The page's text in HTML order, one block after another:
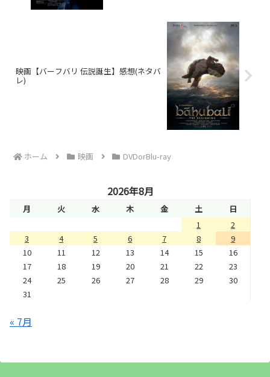
映画【バーフバリ 伝説誕生】感想(ネタバ
レ)
ホーム 映画 DVDorBlu-ray
2026年8月
月 火 水 木 金 土
日
1
2
3
4 5 6 7 8
9
10
11 12 13 14 15
16
17
18 19 20 21 22
23
24
25 26 27 28 29
30
31
« 7月